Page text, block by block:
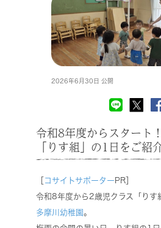
2026年6月30日 公開
令和8年度からスタート
「りす組」の1日をご紹
コサイトサポーター PR］
令和8年度から2歳児クラス「りす
多摩川幼稚園 。